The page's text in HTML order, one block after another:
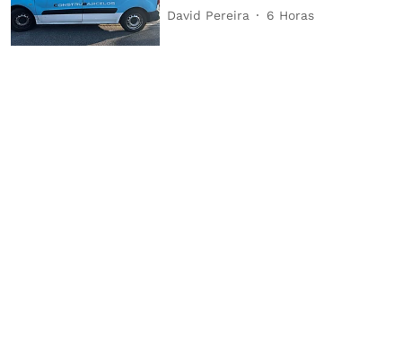
David Pereira 6 Horas